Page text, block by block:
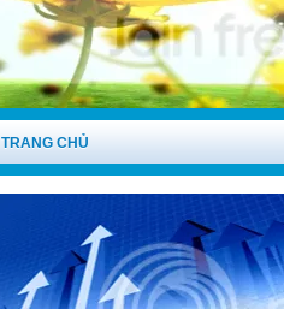
TRANG CHỦ